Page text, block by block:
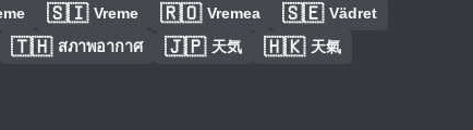
🇸🇮 Vreme 🇷🇴 Vremea 🇸🇪 Vädret
🇹🇭 สภาพอากาศ 🇯🇵 天気 🇭🇰 天氣